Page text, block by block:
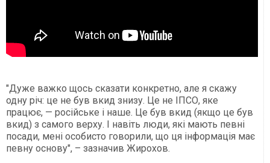
"Дуже важко щось сказати конкретно, але я скажу
одну річ: це не був вкид знизу. Це не ІПСО, яке
працює, — російське і наше. Це був вкид (якщо це був
вкид) з самого верху. І навіть люди, які мають певні
посади, мені особисто говорили, що ця інформація має
певну основу", – зазначив Жирохов.